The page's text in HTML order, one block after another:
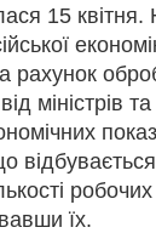
15
рахунок
міністрів
їх.